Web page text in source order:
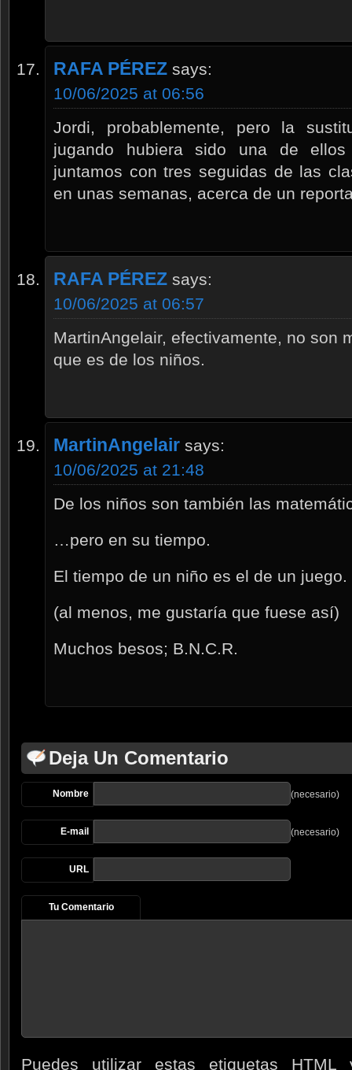
RAFA PÉREZ says:
10/06/2025 at 06:56
Jordi, probablemente, pero la
jugando hubiera sido una de
juntamos con tres seguidas de las
en unas semanas, acerca de un
RAFA PÉREZ says:
10/06/2025 at 06:57
MartinAngelair, efectivamente, no son
que es de los niños.
MartinAngelair says:
10/06/2025 at 21:48
De los niños son también las
…pero en su tiempo.
El tiempo de un niño es el de un juego.
(al menos, me gustaría que fuese así)
Muchos besos; B.N.C.R.
Deja Un Comentario
Nombre (necesario)
E-mail (necesario)
URL
Tu Comentario
Puedes utilizar estas etiquetas HTML